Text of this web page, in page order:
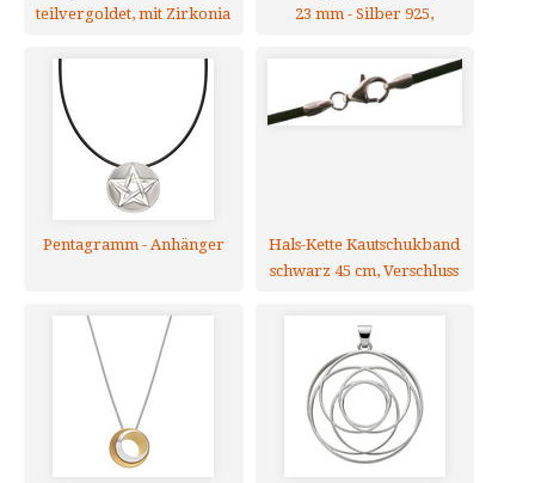
teilvergoldet, mit Zirkonia
23 mm - Silber 925,
Pentagramm - Anhänger
Hals-Kette Kautschukband
schwarz 45 cm, Verschluss